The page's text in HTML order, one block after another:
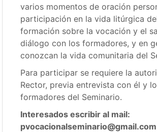
varios momentos de oración
participación en la vida litúrgica
formación sobre la vocación y el
diálogo con los formadores, y en
conozcan la vida comunitaria del
Para participar se requiere la
Rector, previa entrevista con él y
formadores del Seminario.
Interesados escribir al mail: